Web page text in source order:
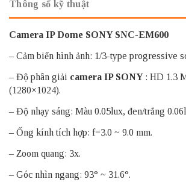
Thông số kỹ thuật
Camera IP Dome SONY SNC-EM600
– Cảm biến hình ảnh: 1/3-type progressive
– Độ phân giải camera IP SONY : HD 1.3
(1280×1024).
– Độ nhạy sáng: Màu 0.05lux, đen/trắng
– Ống kính tích hợp: f=3.0 ~ 9.0 mm.
– Zoom quang: 3x.
– Góc nhìn ngang: 93° ~ 31.6°.